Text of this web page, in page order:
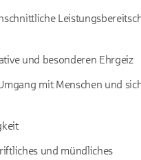
und besonderen Ehrgeiz
mit Menschen und
und mündliches